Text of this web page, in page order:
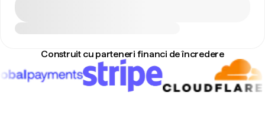
Construit cu parteneri financi de încredere